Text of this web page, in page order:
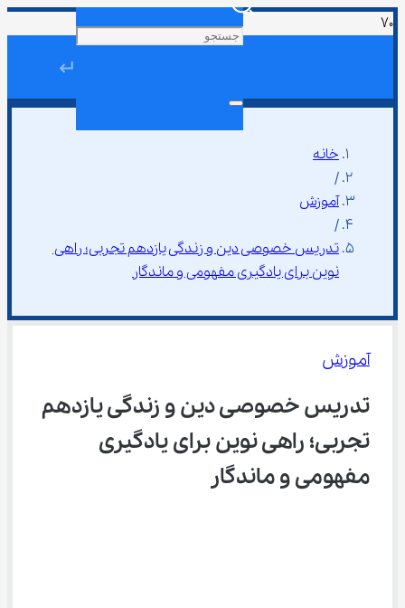
↵
خانه
/
آموزش
/
تدریس خصوصی دین و زندگی یازدهم تجربی؛ راهی
نوین برای یادگیری مفهومی و ماندگار
آموزش
تدریس خصوصی دین و زندگی یازدهم
تجربی؛ راهی نوین برای یادگیری
مفهومی و ماندگار